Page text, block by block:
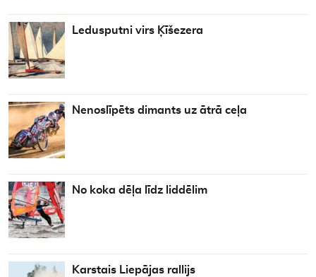
Ledusputni virs Ķīšezera
Nenoslīpēts dimants uz ātrā ceļa
No koka dēļa līdz liddēlim
Karstais Liepājas rallijs